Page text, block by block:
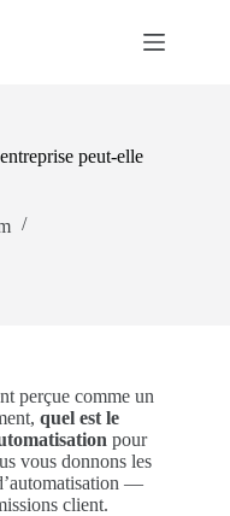
peut-elle
perçue comme un
quel est le
pour
vous donnons les
—
client.